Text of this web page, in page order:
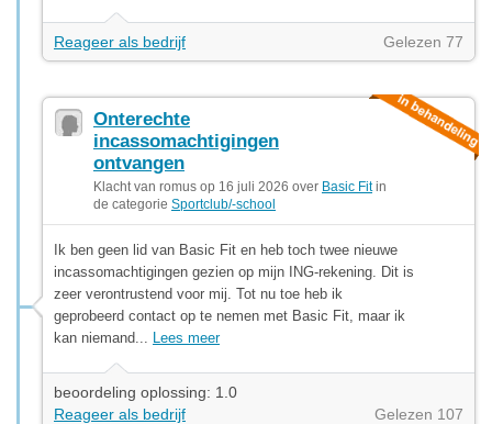
Reageer als bedrijf Gelezen 77
Onterechte
incassomachtigingen
ontvangen
Klacht van romus op 16 juli 2026 over Basic Fitin
de categorie Sportclub/-school
Ik ben geen lid van Basic Fit en heb toch twee nieuwe
incassomachtigingen gezien op mijn ING-rekening. Dit is
zeer verontrustend voor mij. Tot nu toe heb ik
geprobeerd contact op te nemen met Basic Fit, maar ik
kan niemand... Lees meer
beoordeling oplossing: 1.0
Reageer als bedrijf
Gelezen 107